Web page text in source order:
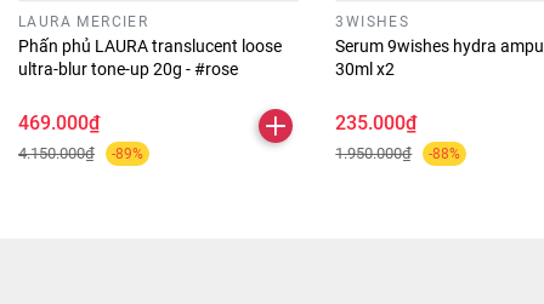
LAURA MERCIER
Phấn phủ LAURA translucent loose
ultra-blur tone-up 20g - #rose
469.000₫
4.150.000₫ -89%
3WISHES
Serum 9wishes hydra
30ml x2
235.000₫
1.950.000₫ -88%